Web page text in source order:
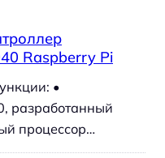
Raspberry Pi
•
разработанный
процессор…